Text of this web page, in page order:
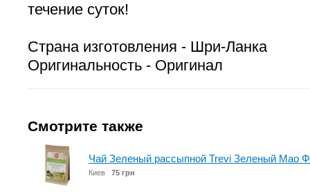
течение суток!
Страна изготовления - Шри-Ланка
Оригинальность - Оригинал
Смотрите также
Чай Зеленый рассыпной Trevi Зеленый Мао
Киев 75 грн